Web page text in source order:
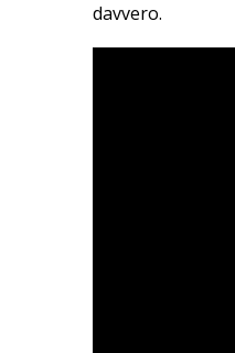
davvero.